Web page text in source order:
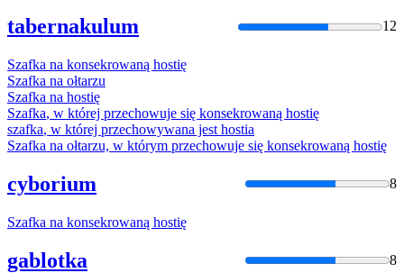
tabernakulum 12
Szafka na konsekrowaną hostię
Szafka na ołtarzu
Szafka na hostię
Szafka, w której przechowuje się konsekrowaną hostię
szafka, w której przechowywana jest hostia
Szafka na ołtarzu, w którym przechowuje się konsekrowaną hostię
cyborium 8
Szafka na konsekrowaną hostię
gablotka 8